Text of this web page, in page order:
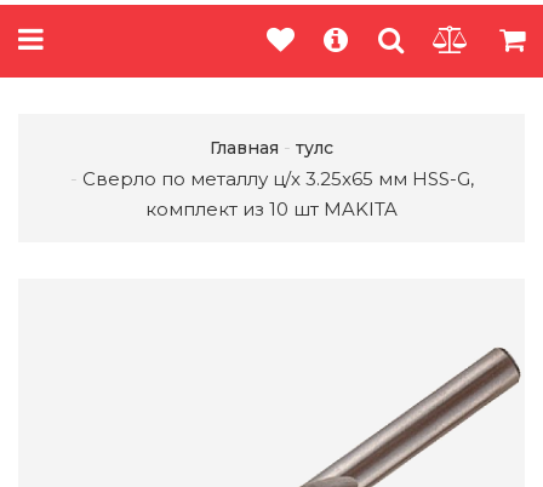
Главная тулс
Сверло по металлу ц/х 3.25x65 мм HSS-G,
комплект из 10 шт MAKITA